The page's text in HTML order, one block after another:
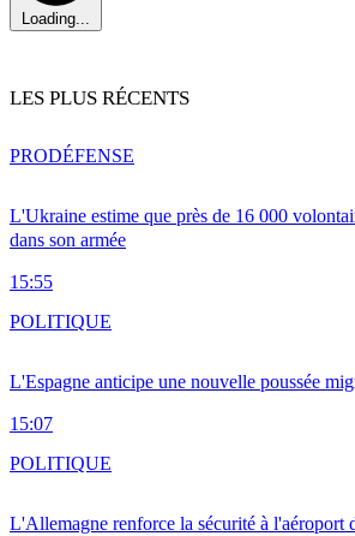
Loading...
LES PLUS RÉCENTS
L'Ukraine estime que près de 16 000
dans son armée
15:55
PRODÉFENSE
L'Espagne anticipe une nouvelle poussée
15:07
POLITIQUE
L'Allemagne renforce la sécurité à l'aéroport
POLITIQUE